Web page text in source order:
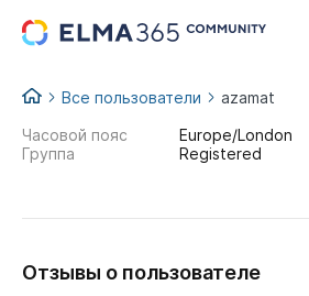
...
Все пользователи azamat
Часовой пояс
Europe/London
Группа
Registered
Отзывы о пользователе